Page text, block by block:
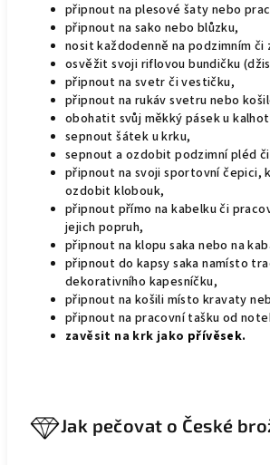
připnout na plesové šaty nebo
připnout na sako nebo blůzku,
nosit každodenně na podzimním či
osvěžit svoji riflovou bundičku
připnout na svetr či vestičku,
připnout na rukáv svetru nebo
obohatit svůj měkký pásek u
sepnout šátek u krku,
sepnout a ozdobit podzimní pléd
připnout na svoji sportovní čepici,
ozdobit klobouk,
připnout přímo na kabelku či
jejich popruh,
připnout na klopu saka nebo na
připnout do kapsy saka namísto
dekorativního kapesníčku,
připnout na košili místo kravaty
připnout na pracovní tašku od
zavěsit na krk jako přívěsek.
Jak pečovat o České